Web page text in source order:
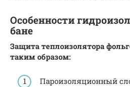
Особенности
бане
Защита теплоизолятора
таким образом:
Пароизоляционный